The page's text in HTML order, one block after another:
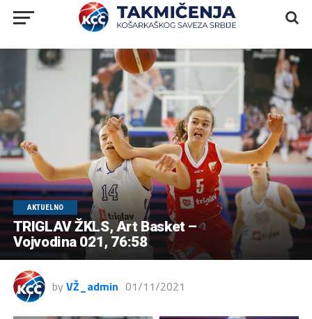
AKTUELNO
TRIGLAV ŽKLS, Art Basket –
Vojvodina 021, 76:58
by VŽ_admin 01/11/2021